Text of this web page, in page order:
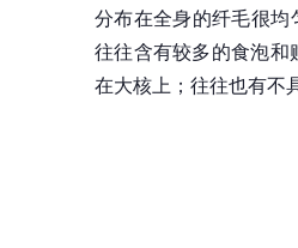
分布在全身的纤毛很
往往含有较多的食泡和
在大核上；往往也有不